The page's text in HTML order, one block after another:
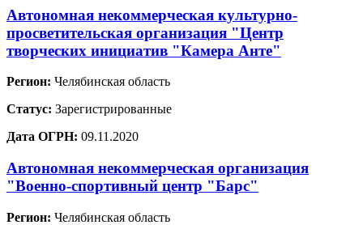
Автономная некоммерческая культурно-
просветительская организация "Центр
творческих инициатив "Камера Анте"
Регион: Челябинская область
Статус: Зарегистрированные
Дата ОГРН: 09.11.2020
Автономная некоммерческая организация
"Военно-спортивный центр "Барс"
Регион: Челябинская область